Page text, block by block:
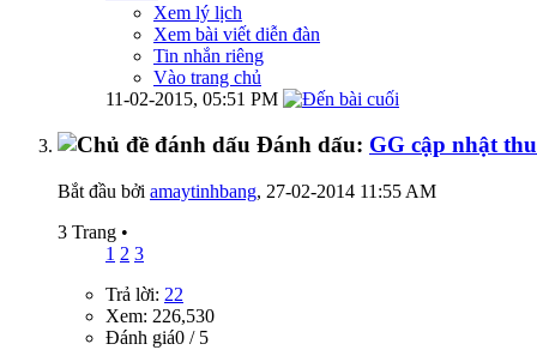
Xem lý lịch
Xem bài viết diễn đàn
Tin nhắn riêng
Vào trang chủ
11-02-2015, 05:51 PM
Đánh dấu: GG cập nhật
Bắt đầu bởi amaytinhbang‎, 27-02-2014 11:55 AM
3 Trang •
1 2 3
Trả lời: 22
Xem: 226,530
Đánh giá0 / 5